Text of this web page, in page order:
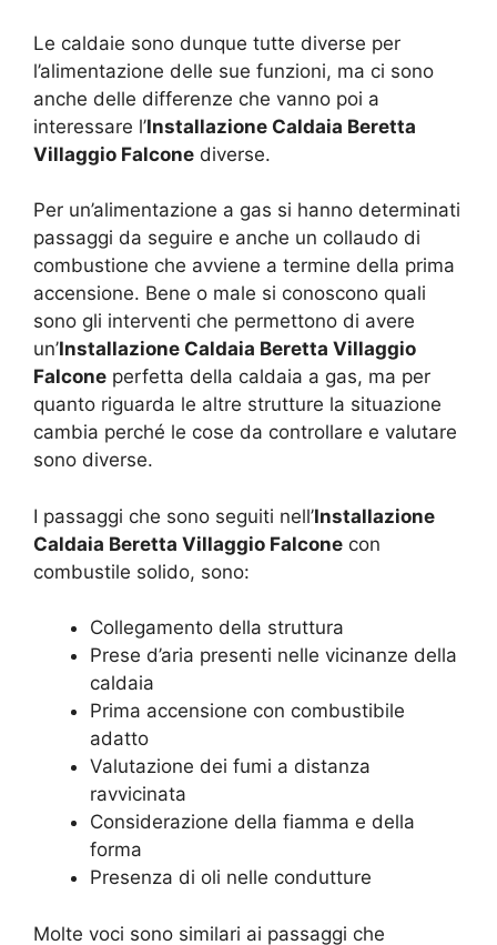
Le caldaie sono dunque tutte diverse per
l’alimentazione delle sue funzioni, ma ci sono
anche delle differenze che vanno poi a
interessare l’Installazione Caldaia Beretta
Villaggio Falcone diverse.
Per un’alimentazione a gas si hanno determinati
passaggi da seguire e anche un collaudo di
combustione che avviene a termine della prima
accensione. Bene o male si conoscono quali
sono gli interventi che permettono di avere
un’Installazione Caldaia Beretta Villaggio
Falcone perfetta della caldaia a gas, ma per
quanto riguarda le altre strutture la situazione
cambia perché le cose da controllare e valutare
sono diverse.
I passaggi che sono seguiti nell’Installazione
Caldaia Beretta Villaggio Falcone con
combustile solido, sono:
Collegamento della struttura
Prese d’aria presenti nelle vicinanze della
caldaia
Prima accensione con combustibile
adatto
Valutazione dei fumi a distanza
ravvicinata
Considerazione della fiamma e della
forma
Presenza di oli nelle condutture
Molte voci sono similari ai passaggi che